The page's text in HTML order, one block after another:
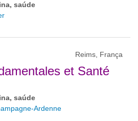
saúde
Reims, França
et Santé
saúde
Ardenne